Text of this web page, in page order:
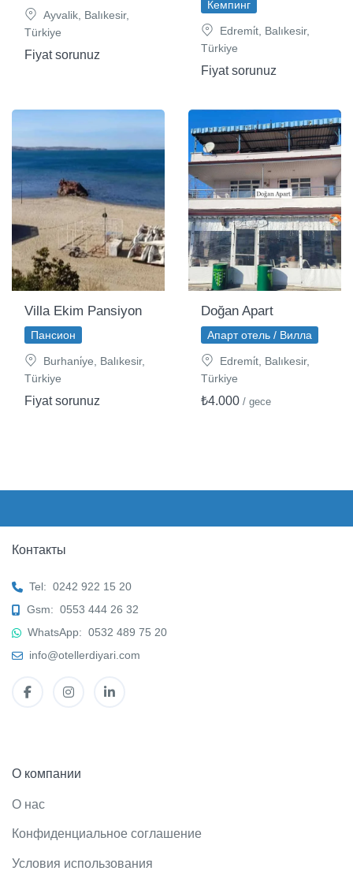
Ayvalik, Balıkesir,
Türkiye
Fiyat sorunuz
Кемпинг
Edremi̇t, Balıkesir,
Türkiye
Fiyat sorunuz
Villa Ekim Pansiyon
Пансион
Burhani̇ye, Balıkesir,
Türkiye
Fiyat sorunuz
Doğan Apart
Апарт отель / Вилла
Edremi̇t, Balıkesir,
Türkiye
₺4.000 / gece
Контакты
Tel: 0242 922 15 20
Gsm: 0553 444 26 32
WhatsApp: 0532 489 75 20
info@otellerdiyari.com
О компании
О нас
Конфиденциальное соглашение
Условия использования